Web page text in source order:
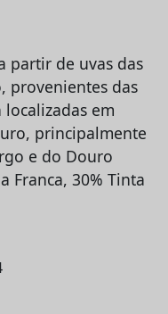
partir de uvas das
provenientes das
em
principalmente
e do Douro
Franca, 30% Tinta